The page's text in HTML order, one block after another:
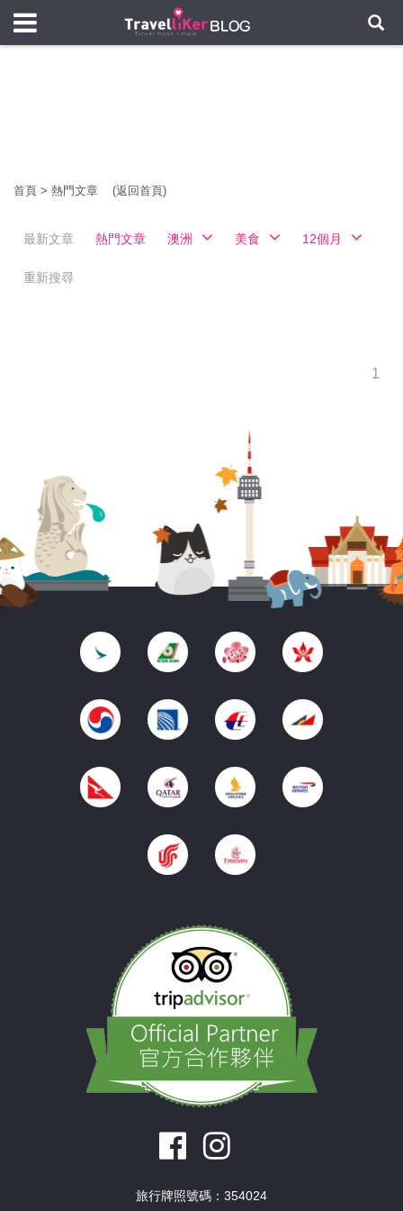
首頁 > 熱門文章 (返回首頁)
最新文章 熱門文章 澳洲 美食 12個月
重新搜尋
1
旅行牌照號碼：354024